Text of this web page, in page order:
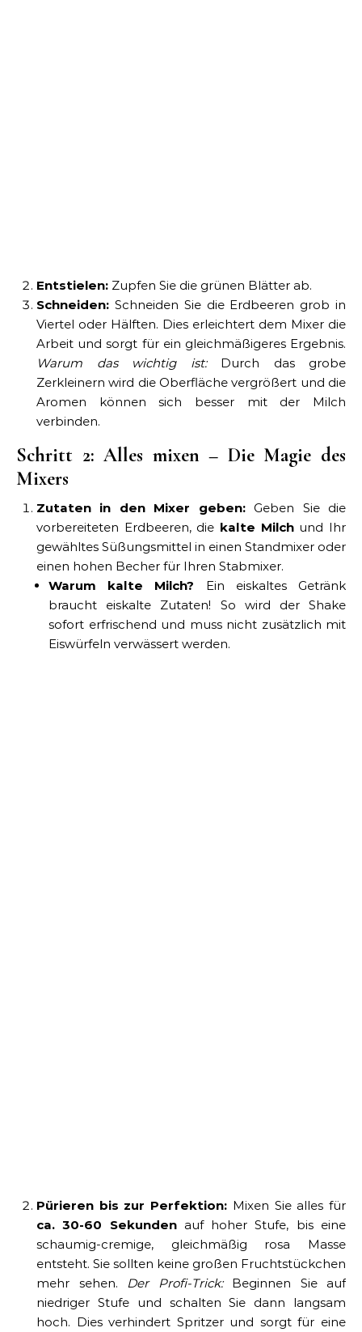
Entstielen: Zupfen Sie die grünen Blätter ab.
Schneiden: Schneiden Sie die Erdbeeren grob in
Viertel oder Hälften. Dies erleichtert dem Mixer die
Arbeit und sorgt für ein gleichmäßigeres Ergebnis.
Warum das wichtig ist:Durch das grobe
Zerkleinern wird die Oberfläche vergrößert und die
Aromen können sich besser mit der Milch
verbinden.
Schritt 2: Alles mixen – Die Magie des
Mixers
Zutaten in den Mixer geben:Geben Sie die
vorbereiteten Erdbeeren, die kalte Milchund Ihr
gewähltes Süßungsmittel in einen Standmixer oder
einen hohen Becher für Ihren Stabmixer.
Warum kalte Milch? Ein eiskaltes Getränk
braucht eiskalte Zutaten! So wird der Shake
sofort erfrischend und muss nicht zusätzlich mit
Eiswürfeln verwässert werden.
Pürieren bis zur Perfektion: Mixen Sie alles für
ca. 30-60 Sekundenauf hoher Stufe, bis eine
schaumig-cremige, gleichmäßig rosa Masse
entsteht. Sie sollten keine großen Fruchtstückchen
mehr sehen.
Der Profi-Trick:Beginnen Sie auf
niedriger Stufe und schalten Sie dann langsam
hoch. Dies verhindert Spritzer und sorgt für eine